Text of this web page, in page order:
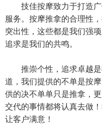
技佳按摩致力于打造广
服务。按摩推拿的合理性
突出性，这些都是我们强
追求是我们的共鸣。
推崇个性，追求卓越是
道，我们提供的不单是按
供的决不单单只是推拿，
交代的事情都将认真去做
让客户满意！